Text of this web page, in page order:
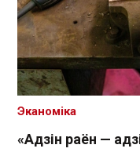
«Адзін раён —
Эканоміка